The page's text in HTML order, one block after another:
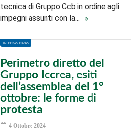
tecnica di Gruppo Ccb in ordine agli
impegni assunti con la…
IN PRIMO PIANO
Perimetro diretto del
Gruppo Iccrea, esiti
dell’assemblea del 1°
ottobre: le forme di
protesta
4 Ottobre 2024